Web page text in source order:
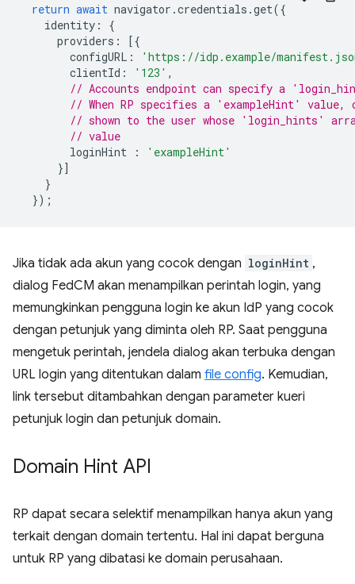
return await navigator .credentials .get({
identity :
{
providers :
[{
configURL :
'https://idp.example/
clientId : '123' ,
// Accounts endpoint can specify a
// When RP specifies a 'exampleHint' value,
// shown to the user whose 'login_hints'
// value
loginHint
:
'exampleHint'
}]
}
});
Jika tidak ada akun yang cocok dengan loginHint ,
dialog FedCM akan menampilkan perintah login, yang
memungkinkan pengguna login ke akun IdP yang cocok
dengan petunjuk yang diminta oleh RP. Saat pengguna
mengetuk perintah, jendela dialog akan terbuka dengan
URL login yang ditentukan dalam file config. Kemudian,
link tersebut ditambahkan dengan parameter kueri
petunjuk login dan petunjuk domain.
Domain Hint API
RP dapat secara selektif menampilkan hanya akun yang
terkait dengan domain tertentu. Hal ini dapat berguna
untuk RP yang dibatasi ke domain perusahaan.